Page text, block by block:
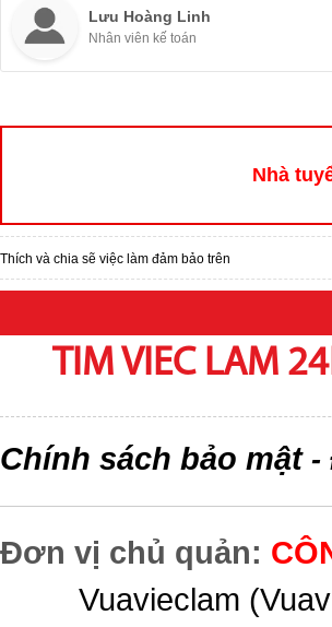
Lưu Hoàng Linh
Nhân viên kế toán
Nhà
Thích và chia sẽ việc làm đảm bảo trên
TIM VIEC LAM
Chính sách bảo mật-
Đơn vị chủ quản:
Vuavieclam